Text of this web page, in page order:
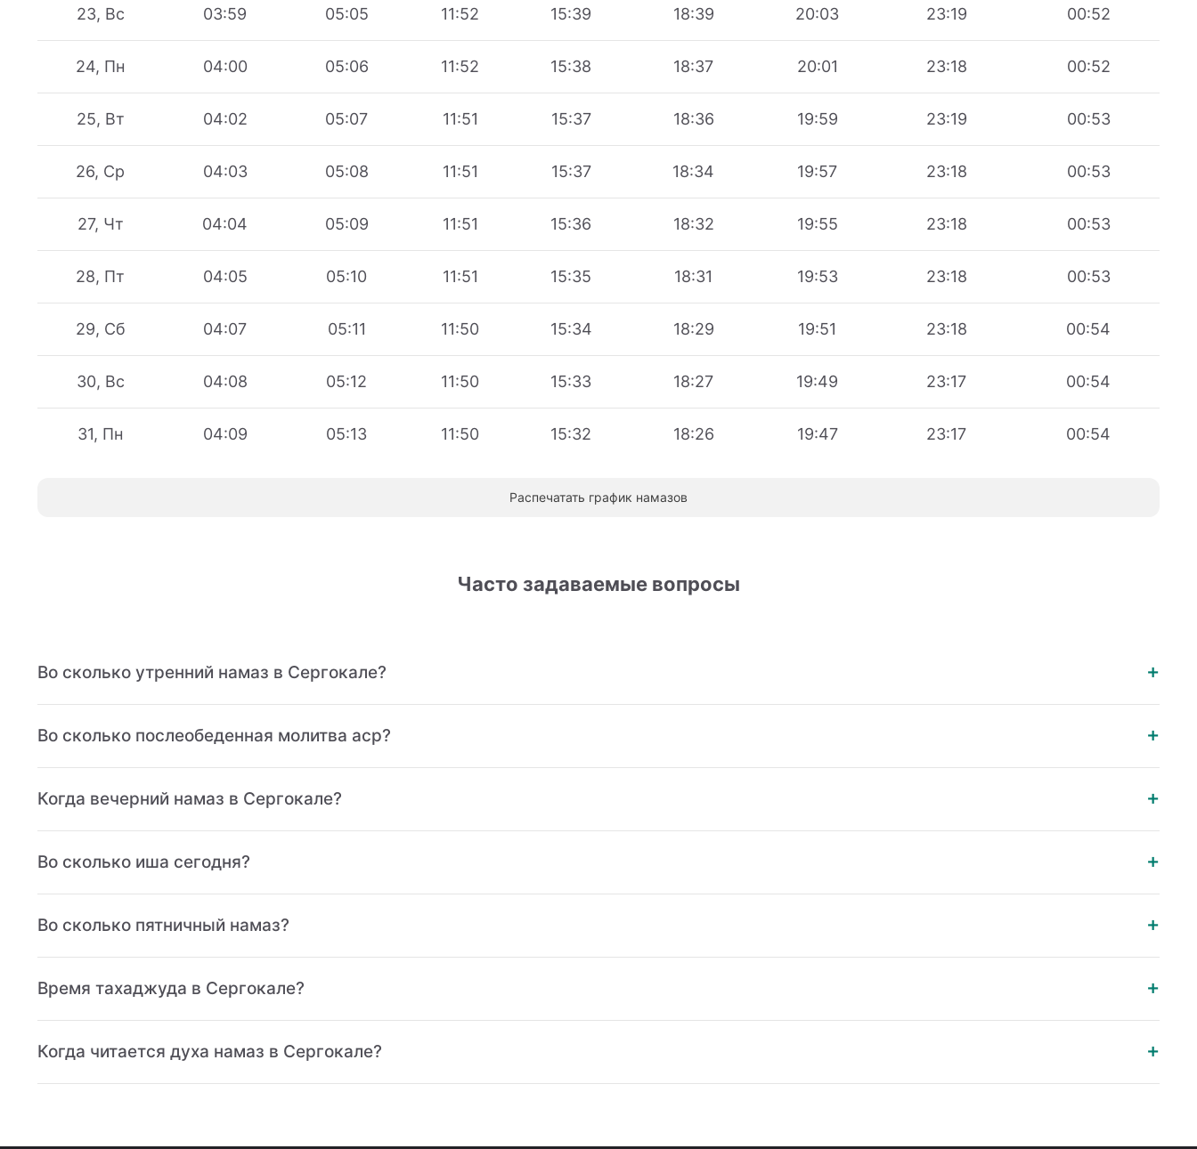
23, Вс 03:59 05:05 11:52 15:39 18:39 20:03 23:19 00:52
24, Пн 04:00 05:06 11:52 15:38 18:37 20:01 23:18 00:52
25, Вт 04:02 05:07 11:51 15:37 18:36 19:59 23:19 00:53
26, Ср 04:03 05:08 11:51 15:37 18:34 19:57 23:18 00:53
27, Чт 04:04 05:09 11:51 15:36 18:32 19:55 23:18 00:53
28, Пт 04:05 05:10 11:51 15:35 18:31 19:53 23:18 00:53
29, Сб 04:07 05:11 11:50 15:34 18:29 19:51 23:18 00:54
30, Вс 04:08 05:12 11:50 15:33 18:27 19:49 23:17 00:54
31, Пн 04:09 05:13 11:50 15:32 18:26 19:47 23:17 00:54
Распечатать график намазов
Часто задаваемые вопросы
Во сколько утренний намаз в Сергокале?
Во сколько послеобеденная молитва аср?
Когда вечерний намаз в Сергокале?
Во сколько иша сегодня?
Во сколько пятничный намаз?
Время тахаджуда в Сергокале?
Когда читается духа намаз в Сергокале?